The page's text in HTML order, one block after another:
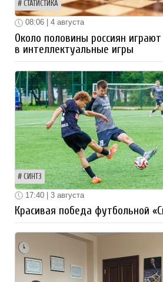
СТАТИСТИКА
08:06 | 4 августа
Около половины россиян играют
в интеллектуальные игры
СИНТЗ
17:40 | 3 августа
Красивая победа футбольной